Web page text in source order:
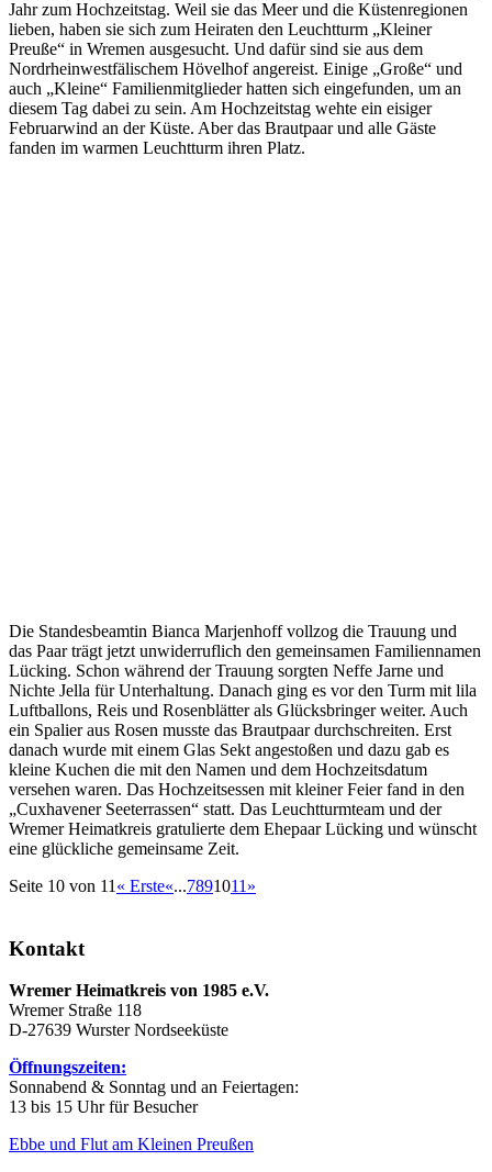
Jahr zum Hochzeitstag. Weil sie das Meer und die Küstenregionen
lieben, haben sie sich zum Heiraten den Leuchtturm „Kleiner
Preuße“ in Wremen ausgesucht. Und dafür sind sie aus dem
Nordrheinwestfälischem Hövelhof angereist. Einige „Große“ und
auch „Kleine“ Familienmitglieder hatten sich eingefunden, um an
diesem Tag dabei zu sein. Am Hochzeitstag wehte ein eisiger
Februarwind an der Küste. Aber das Brautpaar und alle Gäste
fanden im warmen Leuchtturm ihren Platz.
Die Standesbeamtin Bianca Marjenhoff vollzog die Trauung und
das Paar trägt jetzt unwiderruflich den gemeinsamen Familiennamen
Lücking. Schon während der Trauung sorgten Neffe Jarne und
Nichte Jella für Unterhaltung. Danach ging es vor den Turm mit lila
Luftballons, Reis und Rosenblätter als Glücksbringer weiter. Auch
ein Spalier aus Rosen musste das Brautpaar durchschreiten. Erst
danach wurde mit einem Glas Sekt angestoßen und dazu gab es
kleine Kuchen die mit den Namen und dem Hochzeitsdatum
versehen waren. Das Hochzeitsessen mit kleiner Feier fand in den
„Cuxhavener Seeterrassen“ statt. Das Leuchtturmteam und der
Wremer Heimatkreis gratulierte dem Ehepaar Lücking und wünscht
eine glückliche gemeinsame Zeit.
Seite 10 von 11 « Erste«...7891011 »
Kontakt
Wremer Heimatkreis von 1985 e.V.
Wremer Straße 118
D-27639 Wurster Nordseeküste
Öffnungszeiten:
Sonnabend & Sonntag und an Feiertagen:
13 bis 15 Uhr für Besucher
Ebbe und Flut am Kleinen Preußen